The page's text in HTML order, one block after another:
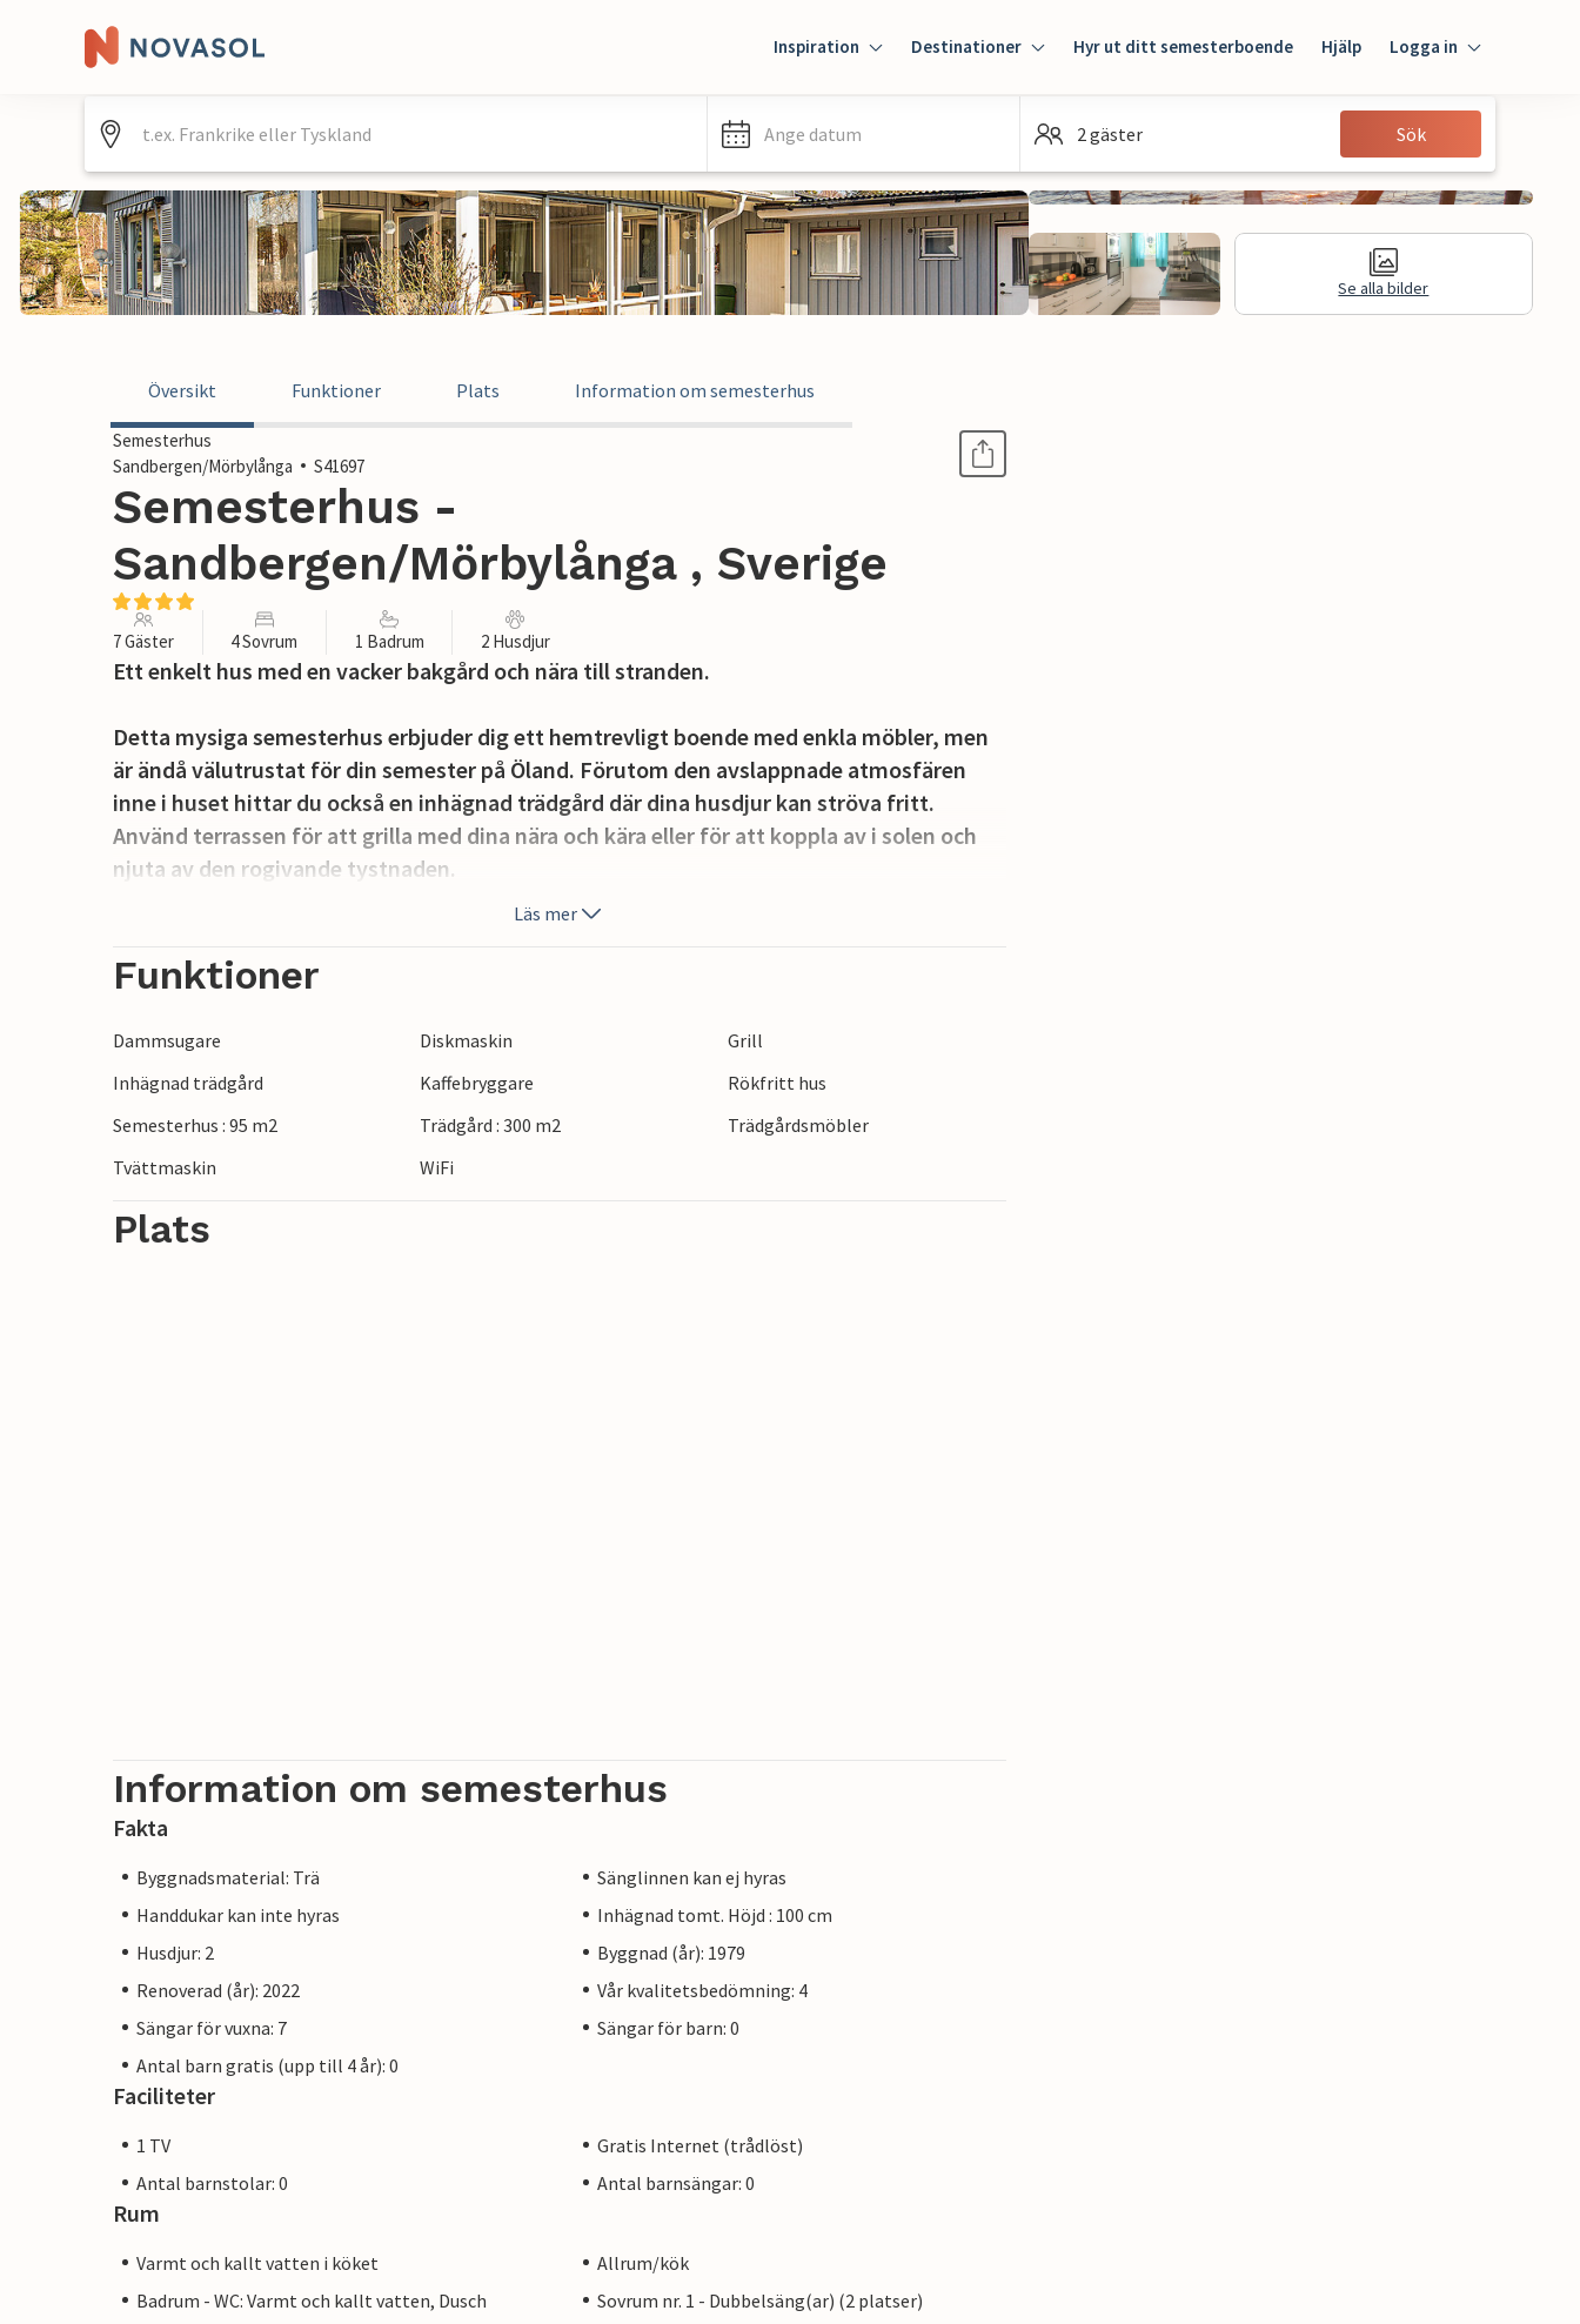
Inspiration Destinationer Hyr ut ditt semesterboende Hjälp Logga in
Gäst
Ange datum 2 gäster Sök
Se alla bilder
Översikt Funktioner Plats Information om semesterhus
Semesterhus
Sandbergen/Mörbylånga
S41697
Semesterhus -
Sandbergen/Mörbylånga , Sverige
7 Gäster 4 Sovrum 1 Badrum 2 Husdjur
Ett enkelt hus med en vacker bakgård och nära till stranden.
Detta mysiga semesterhus erbjuder dig ett hemtrevligt boende med enkla möbler, men
är ändå välutrustat för din semester på Öland. Förutom den avslappnade atmosfären
inne i huset hittar du också en inhägnad trädgård där dina husdjur kan ströva fritt.
Använd terrassen för att grilla med dina nära och kära eller för att koppla av i solen och
njuta av den rogivande tystnaden.
finns mycket bra cykelvägar på Öland, där man i princip kan cykla runt hela ön utan att
av restauranger, butiker och annan service. Öland erbjuder ett brett utbud av
säregna naturen, Ottenby fågelstation, Ölands djur- och nöjespark och Eketorps slott.
Läs mer
Funktioner
Dammsugare Diskmaskin
Grill
Inhägnad trädgård
Kaffebryggare
Rökfritt hus
Semesterhus : 95 m2
Trädgård : 300 m2
Trädgårdsmöbler
Tvättmaskin
WiFi
Plats
Information om semesterhus
Fakta
Byggnadsmaterial: Trä
Sänglinnen kan ej hyras
Handdukar kan inte hyras
Inhägnad tomt. Höjd : 100 cm
Husdjur: 2
Byggnad (år): 1979
Renoverad (år): 2022
Vår kvalitetsbedömning: 4
Sängar för vuxna: 7
Sängar för barn: 0
Antal barn gratis (upp till 4 år): 0
Faciliteter
1 TV
Gratis Internet (trådlöst)
Antal barnstolar: 0
Antal barnsängar: 0
Rum
Varmt och kallt vatten i köket
Allrum/kök
Badrum - WC: Varmt och kallt vatten, Dusch
Sovrum nr. 1 - Dubbelsäng(ar) (2 platser)